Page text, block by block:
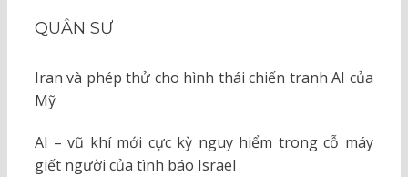
QUÂN SỰ
Iran và phép thử cho hình thái chiến tranh AI của
Mỹ
AI – vũ khí mới cực kỳ nguy hiểm trong cỗ máy
giết người của tình báo Israel